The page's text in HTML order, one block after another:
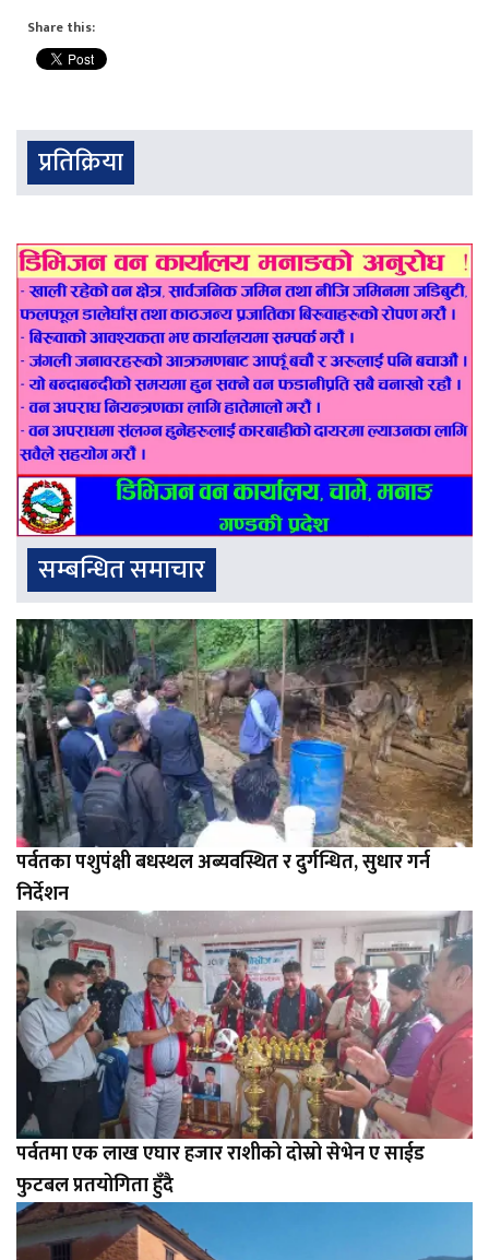
Share this:
प्रतिक्रिया
सम्बन्धित समाचार
पर्वतका पशुपंक्षी बधस्थल अब्यवस्थित र दुर्गन्धित, सुधार गर्न
निर्देशन
पर्वतमा एक लाख एघार हजार राशीको दोस्रो सेभेन ए साईड
फुटबल प्रतयोगिता हुँदै